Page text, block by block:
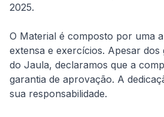
2025.
O Material é composto por uma
extensa e exercícios. Apesar dos
do Jaula, declaramos que a
garantia de aprovação. A